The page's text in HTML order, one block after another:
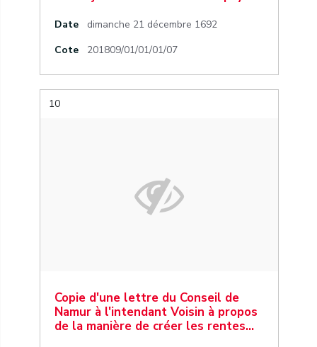
Date
dimanche 21 décembre 1692
Cote
201809/01/01/01/07
10
Copie d'une lettre du Conseil de
Namur à l'intendant Voisin à propos
de la manière de créer les rentes…